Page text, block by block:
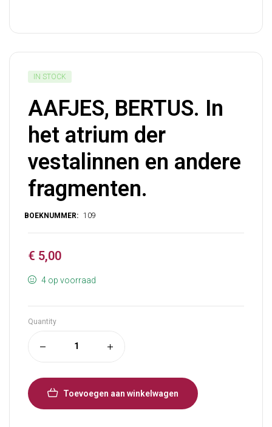
IN STOCK
AAFJES, BERTUS. In
het atrium der
vestalinnen en andere
fragmenten.
€ 5,00
4 op voorraad
Quantity
Toevoegen aan winkelwagen